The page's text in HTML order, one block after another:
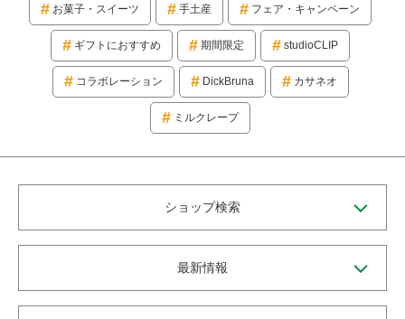
お菓子・スイーツ 手土産 フェア・キャンペーン
ギフトにおすすめ 期間限定 studioCLIP
コラボレーション DickBruna カサネオ
ミルクレープ
ショップ検索
最新情報